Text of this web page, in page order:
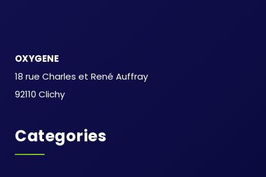
OXYGENE
18 rue Charles et René Auffray
92110 Clichy
Categories